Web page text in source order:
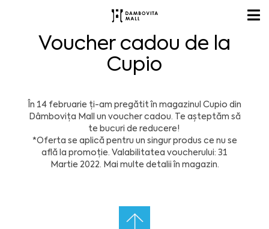
Voucher cadou de la
Cupio
În 14 februarie ți-am pregătit în magazinul Cupio din
Dâmbovița Mall un voucher cadou. Te așteptăm să
te bucuri de reducere!
*Oferta se aplică pentru un singur produs ce nu se
află la promoție. Valabilitatea voucherului: 31
Martie 2022. Mai multe detalii în magazin.